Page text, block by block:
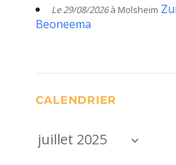
Le 29/08/2026à Molsheim
Beoneema
CALENDRIER